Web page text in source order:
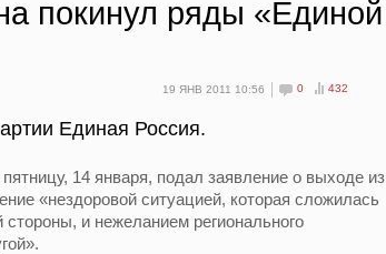
покинул ряды «Единой
19 ЯНВ 2011 10:56 0 432
Единая Россия.
14 января, подал заявление о выходе из
«нездоровой ситуацией, которая сложилась
стороны, и нежеланием регионального